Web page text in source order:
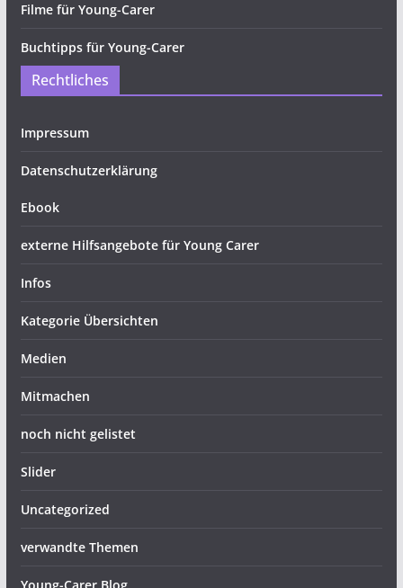
Filme für Young-Carer
Buchtipps für Young-Carer
Rechtliches
Impressum
Datenschutzerklärung
Ebook
externe Hilfsangebote für Young Carer
Infos
Kategorie Übersichten
Medien
Mitmachen
noch nicht gelistet
Slider
Uncategorized
verwandte Themen